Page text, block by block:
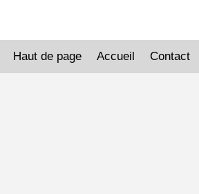
Haut de page Accueil Contact